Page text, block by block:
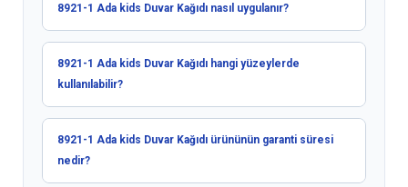
8921-1 Ada kids Duvar Kağıdı nasıl uygulanır?
8921-1 Ada kids Duvar Kağıdı hangi yüzeylerde
kullanılabilir?
8921-1 Ada kids Duvar Kağıdı ürününün garanti süresi
nedir?